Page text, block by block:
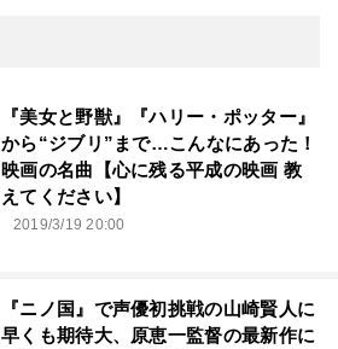
『美女と野獣』『ハリー・ポッター』
から“ジブリ”まで…こんなにあった！
映画の名曲【心に残る平成の映画 教
えてください】
2019/3/19 20:00
『ニノ国』で声優初挑戦の山崎賢人に
早くも期待大、原恵一監督の最新作に